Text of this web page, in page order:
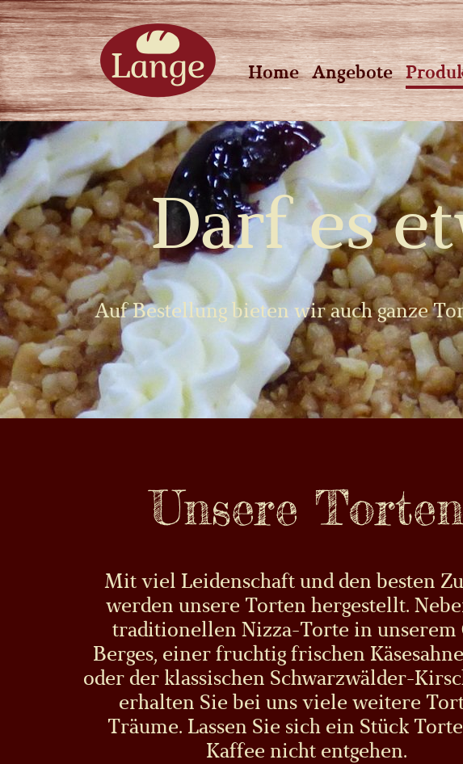
Home Angebote
Darf es
Auf Bestellung bieten wir auch ganze
Unsere Torten
Mit viel Leidenschaft und den besten
werden unsere Torten hergestellt.
traditionellen Nizza-Torte in unserem
Berges, einer fruchtig frischen
oder der klassischen Schwarzwälder-
erhalten Sie bei uns viele weitere
Träume. Lassen Sie sich ein Stück
Kaffee nicht entgehen.